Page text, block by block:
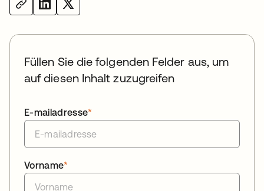
Füllen Sie die folgenden Felder aus, um
auf diesen Inhalt zuzugreifen
*
E-mailadresse
*
Vorname